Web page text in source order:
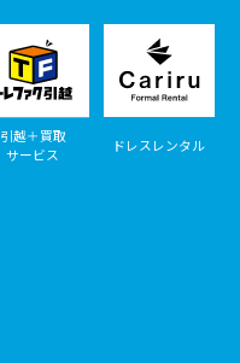
引越＋買取
サービス
ドレスレンタル